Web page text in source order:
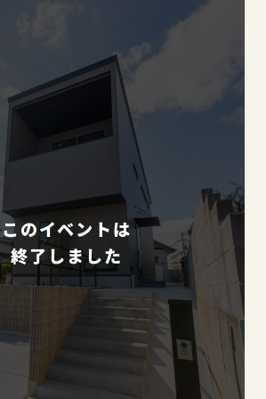
このイベントは
終了しました